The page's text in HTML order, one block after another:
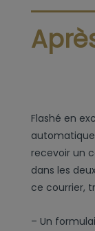
Flashé en
recevoir un
dans les
ce courrier,
– Un